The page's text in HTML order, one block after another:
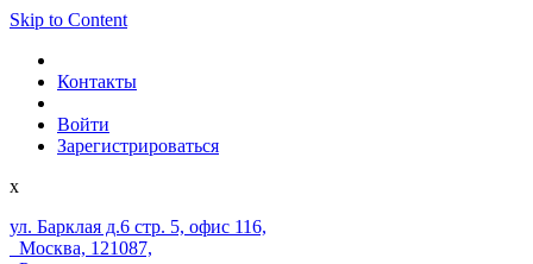
Skip to Content
Контакты
Войти
Зарегистрироваться
x
ул. Барклая д.6 стр. 5, офис 116,
Москва, 121087,